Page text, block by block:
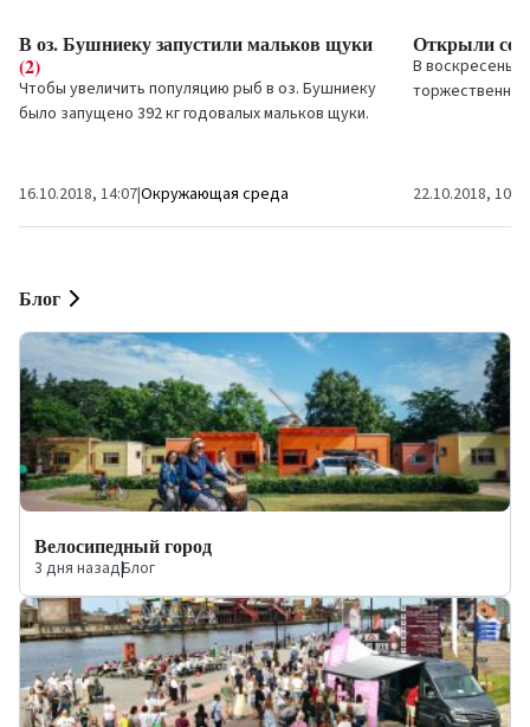
В оз. Бушниеку запустили мальков щуки
(2)
Чтобы увеличить популяцию рыб в оз. Бушниеку
было запущено 392 кг годовалых мальков щуки.
16.10.2018, 14:07|Окружающая среда
Открыли
В воскресенье
22.10.2018, 10:19
Блог
Велосипедный город
3 дня назад|Блог